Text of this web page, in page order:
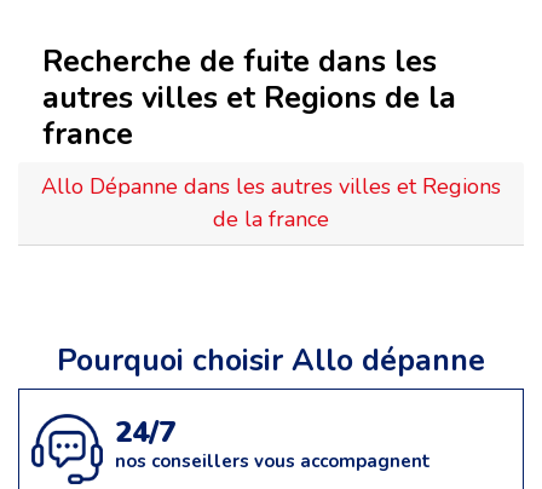
Recherche de fuite dans les
autres villes et Regions de la
france
Allo Dépanne dans les autres villes et Regions
de la france
Pourquoi choisir Allo dépanne
24/7
nos conseillers vous accompagnent